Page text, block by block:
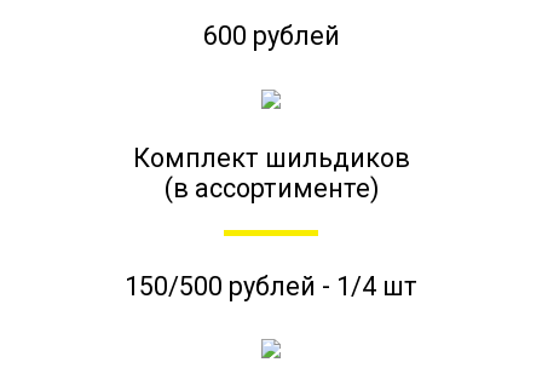
600 рублей
Комплект шильдиков
(в ассортименте)
150/500 рублей - 1/4 шт